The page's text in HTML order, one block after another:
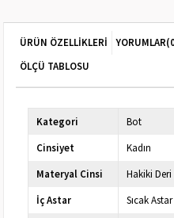
ÜRÜN ÖZELLIKLERI YORUMLAR
ÖLÇÜ TABLOSU
Kategori
Bot
Cinsiyet
Kadın
Materyal Cinsi
Hakiki Deri
İç Astar
Sıcak Astar